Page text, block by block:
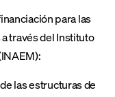
para las
través del Instituto
las estructuras de